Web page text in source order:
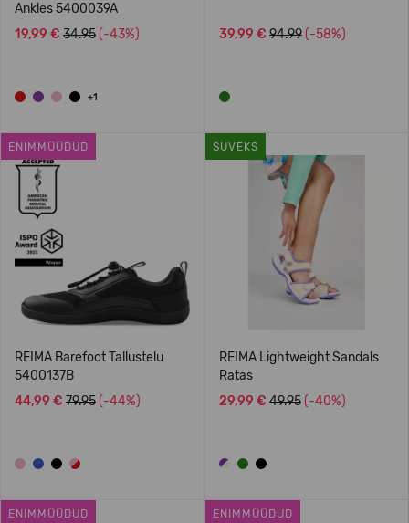
Ankles 5400039A
19,99 € 34.95 (-43%)
+1
39,99 € 94.99 (-58%)
ENIMMÜÜDUD
REIMA Barefoot Tallustelu
5400137B
44,99 € 79.95 (-44%)
SUVEKS
REIMA Lightweight Sandals
Ratas
29,99 € 49.95 (-40%)
ENIMMÜÜDUD ENIMMÜÜDUD